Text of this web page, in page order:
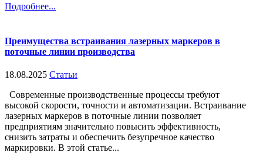
Подробнее...
Преимущества встраивания лазерных маркеров в
поточные линии производства
18.08.2025 Статьи
Современные производственные процессы требуют
высокой скорости, точности и автоматизации. Встраивание
лазерных маркеров в поточные линии позволяет
предприятиям значительно повысить эффективность,
снизить затраты и обеспечить безупречное качество
маркировки. В этой статье...